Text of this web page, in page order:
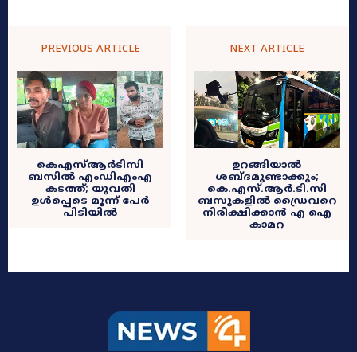
PREVIOUS ARTICLE
കെഎസ്ആർടിസി
ബസിൽ എംഡിഎംഎ
കടത്ത്; യുവതി
ഉൾപ്പെടെ മൂന്ന് പേർ
പിടിയിൽ
NEXT ARTICLE
ഉറങ്ങിയാൽ
ശബ്ദമുണ്ടാക്കും;
കെ.എസ്.ആർ.ടി.സി
ബസുകളിൽ ഡ്രൈവറെ
നിരീക്ഷിക്കാൻ എ ഐ
കാമറ